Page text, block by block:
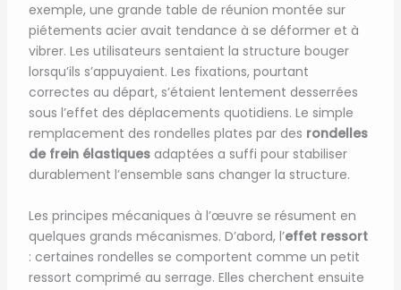
exemple, une grande table de réunion montée sur
piétements acier avait tendance à se déformer et à
vibrer. Les utilisateurs sentaient la structure bouger
lorsqu’ils s’appuyaient. Les fixations, pourtant
correctes au départ, s’étaient lentement desserrées
sous l’effet des déplacements quotidiens. Le simple
remplacement des rondelles plates par des rondelles
de frein élastiquesadaptées a suffi pour stabiliser
durablement l’ensemble sans changer la structure.
Les principes mécaniques à l’œuvre se résument en
quelques grands mécanismes. D’abord, l’effet ressort
: certaines rondelles se comportent comme un petit
ressort comprimé au serrage. Elles cherchent ensuite